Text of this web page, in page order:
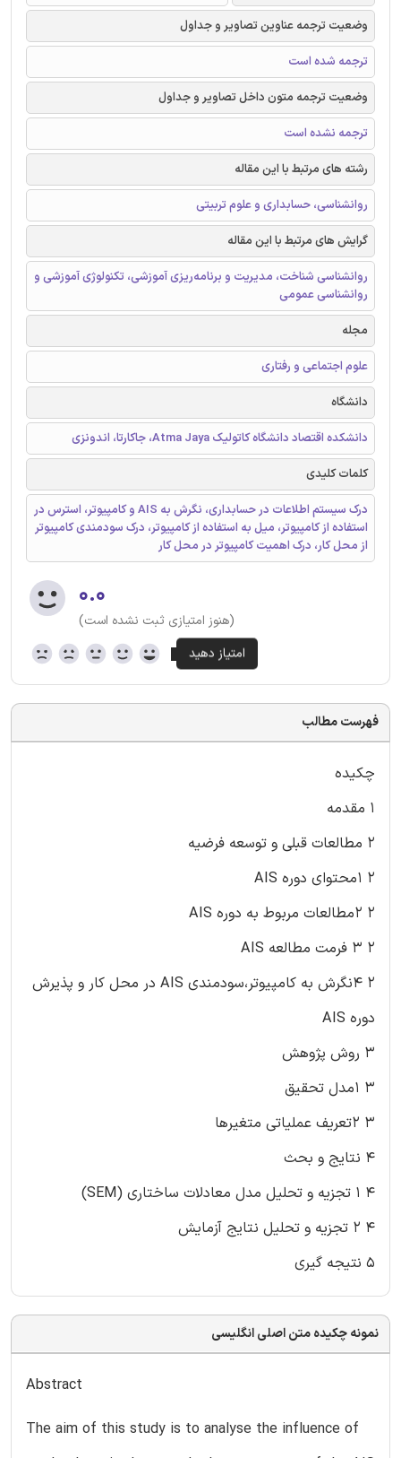
وضعیت ترجمه عناوین تصاویر و جداول
ترجمه شده است
وضعیت ترجمه متون داخل تصاویر و جداول
ترجمه نشده است
رشته های مرتبط با این مقاله
روانشناسی، حسابداری و علوم تربیتی
گرایش های مرتبط با این مقاله
روانشناسی شناخت، مدیریت و برنامه‌ریزی آموزشی، تکنولوژی آموزشی و
روانشناسی عمومی
مجله
علوم اجتماعی و رفتاری
دانشگاه
دانشکده اقتصاد دانشگاه کاتولیک Atma Jaya، جاکارتا، اندونزی
کلمات کلیدی
درک سیستم اطلاعات در حسابداری، نگرش به AIS و کامپیوتر، استرس در
استفاده از کامپیوتر، میل به استفاده از کامپیوتر، درک سودمندی کامپیوتر
از محل کار، درک اهمیت کامپیوتر در محل کار
۰.۰
(هنوز امتیازی ثبت نشده است)
فهرست مطالب
چکیده
۱ مقدمه
۲ مطالعات قبلی و توسعه فرضیه
۲ ۱محتوای دوره AIS
۲ ۲مطالعات مربوط به دوره AIS
۲ ۳ فرمت مطالعه AIS
۲ ۴نگرش به کامپیوتر،سودمندی AIS در محل کار و پذیرش
دوره AIS
۳ روش پژوهش
۳ ۱مدل تحقیق
۳ ۲تعریف عملیاتی متغیرها
۴ نتایج و بحث
۴ ۱ تجزیه و تحلیل مدل معادلات ساختاری (SEM)
۴ ۲ تجزیه و تحلیل نتایج آزمایش
۵ نتیجه گیری
نمونه چکیده متن اصلی انگلیسی
Abstract
The aim of this study is to analyse the influence of